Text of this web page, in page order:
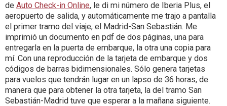
de Auto Check-in Online, le di mi número de Iberia Plus, el
aeropuerto de salida, y automáticamente me trajo a pantalla
el primer tramo del viaje, el Madrid-San Sebastián. Me
imprimió un documento en pdf de dos páginas, una para
entregarla en la puerta de embarque, la otra una copia para
mí. Con una reproducción de la tarjeta de embarque y dos
códigos de barras bidimensionales. Sólo genera tarjetas
para vuelos que tendrán lugar en un lapso de 36 horas, de
manera que para obtener la otra tarjeta, la del tramo San
Sebastián-Madrid tuve que esperar a la mañana siguiente.